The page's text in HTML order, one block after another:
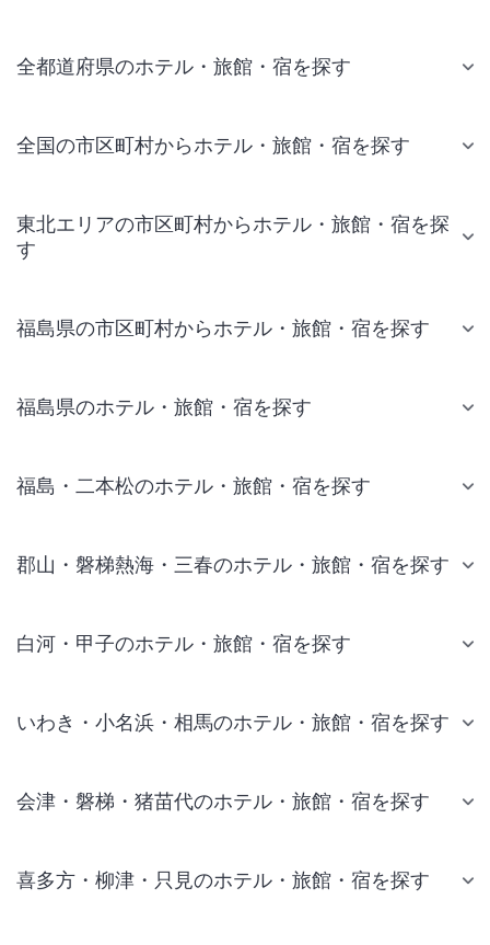
全都道府県のホテル・旅館・宿を探す
全国の市区町村からホテル・旅館・宿を探す
東北エリアの市区町村からホテル・旅館・宿を探
す
福島県の市区町村からホテル・旅館・宿を探す
福島県のホテル・旅館・宿を探す
福島・二本松のホテル・旅館・宿を探す
郡山・磐梯熱海・三春のホテル・旅館・宿を探す
白河・甲子のホテル・旅館・宿を探す
いわき・小名浜・相馬のホテル・旅館・宿を探す
会津・磐梯・猪苗代のホテル・旅館・宿を探す
喜多方・柳津・只見のホテル・旅館・宿を探す